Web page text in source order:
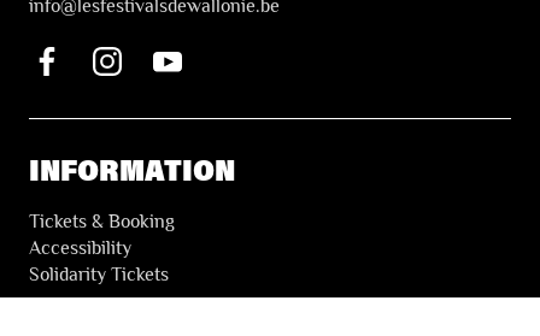
info@lesfestivalsdewallonie.be
INFORMATION
Tickets & Booking
Accessibility
Solidarity Tickets